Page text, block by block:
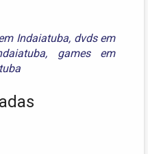
Indaiatuba, dvds em
, games em